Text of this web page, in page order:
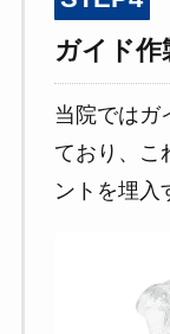
ガイド作
当院ではガ
ており、こ
ントを埋入